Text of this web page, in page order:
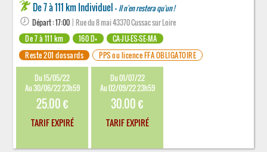
De 7 à 111 km Individuel - Il n'en restera qu'un !
Départ : 17:00 | Rue du 8 mai 43370 Cussac sur Loire
De 7 à 111 km
160 D+
CA-JU-ES-SE-MA
Reste 201 dossards
PPS ou licence FFA OBLIGATOIRE
Du 15/05/22
Au 30/06/22 23h59
25.00 €
TARIF EXPIRÉ
Du 01/07/22
Au 02/09/22 23h59
30.00 €
TARIF EXPIRÉ